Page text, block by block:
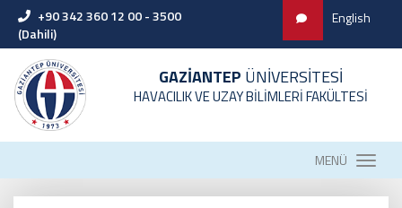
+90 342 360 12 00 - 3500
(Dahili)
English
GAZİANTEP ÜNİVERSİTESİ
HAVACILIK VE UZAY BİLİMLERİ FAKÜLTESİ
MENÜ